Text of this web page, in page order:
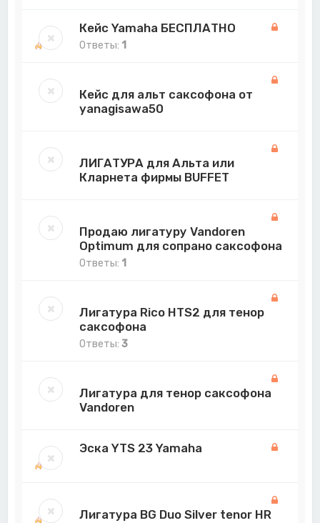
Кейс Yamaha БЕСПЛАТНО
Ответы: 1
Кейс для альт саксофона от
yanagisawa50
ЛИГАТУРА для Альта или
Кларнета фирмы BUFFET
Продаю лигатуру Vandoren
Optimum для сопрано саксофона
Ответы: 1
Лигатура Rico HTS2 для тенор
саксофонa
Ответы:3
Лигатура для тенор саксофона
Vandoren
Эска YTS 23 Yamaha
Лигатура BG Duo Silver tenor HR